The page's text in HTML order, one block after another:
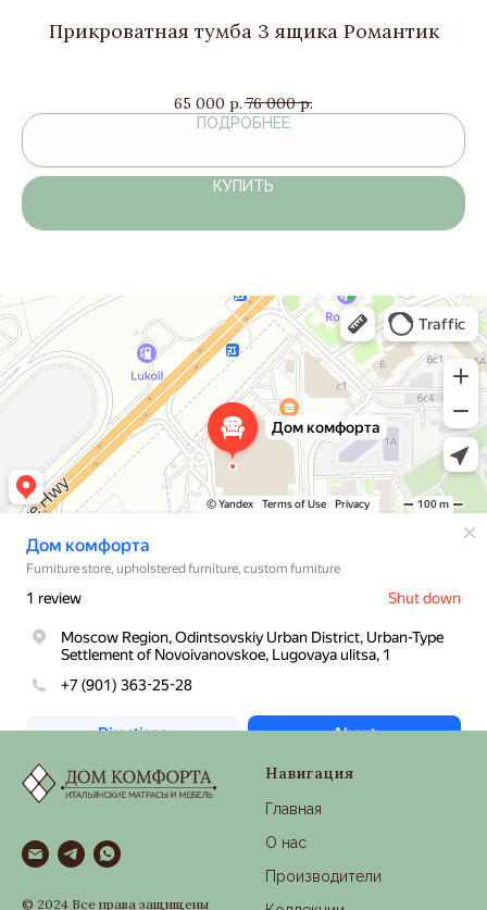
Прикроватная тумба 3 ящика Романтик
65 000 р. 76 000 р.
ПОДРОБНЕЕ
КУПИТЬ
Дом комфорта
Магазин мебели в Москве и Московской области
Мягкая мебель в Москве и Московской области
© 2024 Все права защищены
Навигация
Главная
О нас
Производители